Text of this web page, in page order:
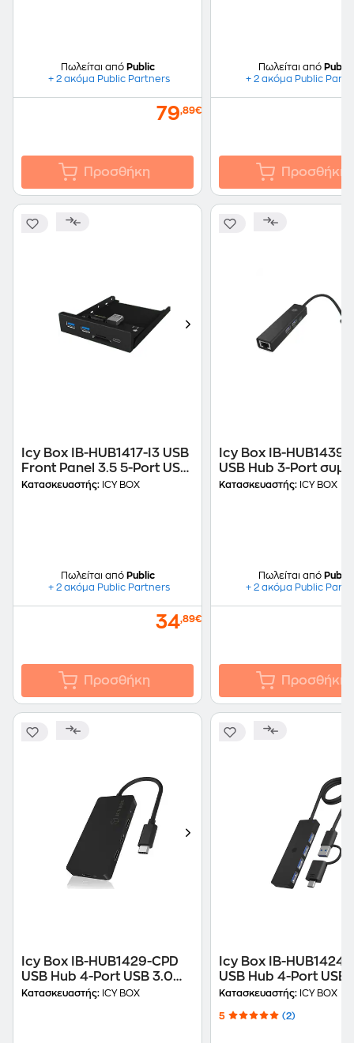
Πωλείται από Public
+ 2 ακόμα Public Partners
79,89€
Προσθήκη
Πωλείται από Public
+ 2 ακόμα Public
Προσθήκη
Icy Box IB-HUB1417-I3 USB
Front Panel 3.5 5-Port USB
3.0
Κατασκευαστής: ICY BOX
Πωλείται από Public
+ 2 ακόμα Public Partners
34,89€
Προσθήκη
Icy Box IB-HUB1439-
USB Hub 3-Port
με USB-A και USB-C
Κατασκευαστής: ICY BOX
Πωλείται από Public
+ 2 ακόμα Public
Προσθήκη
Icy Box IB-HUB1429-CPD
USB Hub 4-Port USB 3.0
συμβατό με USB-C
Κατασκευαστής: ICY BOX
Icy Box IB-HUB1424-
USB Hub 4-Port USB
Gen 1 συμβατό με
Κατασκευαστής: ICY BOX
5 (2)